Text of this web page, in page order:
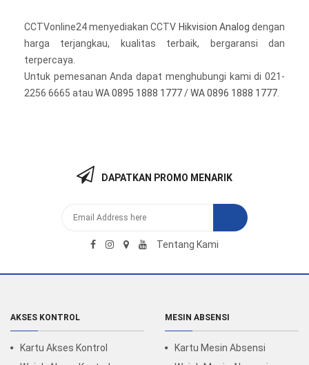
CCTVonline24 menyediakan CCTV Hikvision Analog dengan
harga terjangkau, kualitas terbaik, bergaransi dan
terpercaya.
Untuk pemesanan Anda dapat menghubungi kami di 021-
2256 6665 atau WA 0895 1888 1777/WA 0896 1888 1777
DAPATKAN PROMO MENARIK
Tentang Kami
AKSES KONTROL
Kartu Akses Kontrol
MESIN ABSENSI
Kartu Mesin Absensi